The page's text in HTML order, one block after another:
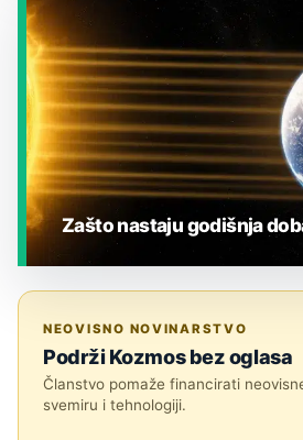
JESTE LI ZNALI?
Zašto nastaju godišnja
NEOVISNO NOVINARSTVO
Podrži Kozmos bez oglasa
Članstvo pomaže financirati
svemiru i tehnologiji.